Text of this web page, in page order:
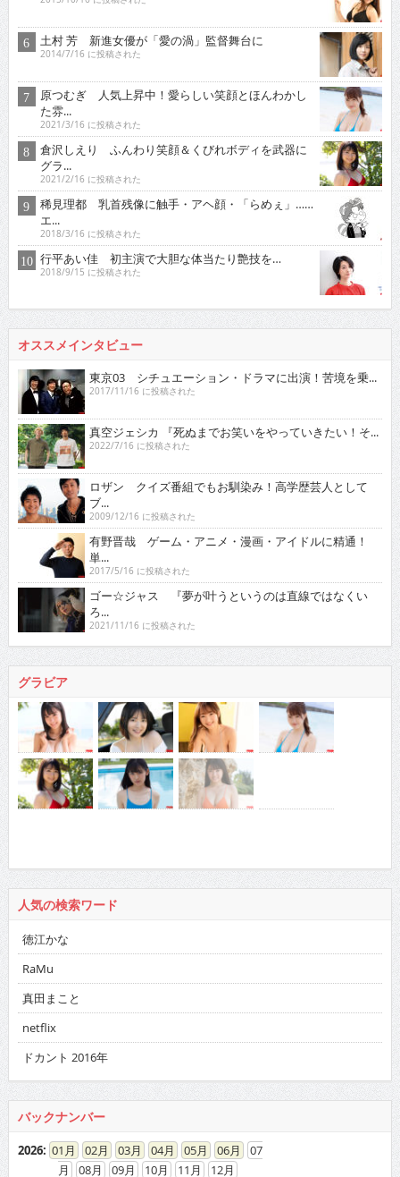
土村 芳 新進女優が「愛の渦」監督舞台に
2014/7/16 に投稿された
原つむぎ 人気上昇中！愛らしい笑顔とほんわかし
た雰...
2021/3/16 に投稿された
倉沢しえり ふんわり笑顔＆くびれボディを武器に
グラ...
2021/2/16 に投稿された
稀見理都 乳首残像に触手・アヘ顔・「らめぇ」……
エ...
2018/3/16 に投稿された
行平あい佳 初主演で大胆な体当たり艶技を…
2018/9/15 に投稿された
オススメインタビュー
東京03 シチュエーション・ドラマに出演！苦境を乗...
2017/11/16 に投稿された
真空ジェシカ 『死ぬまでお笑いをやっていきたい！そ...
2022/7/16 に投稿された
ロザン クイズ番組でもお馴染み！高学歴芸人として
ブ...
2009/12/16 に投稿された
有野晋哉 ゲーム・アニメ・漫画・アイドルに精通！
単...
2017/5/16 に投稿された
ゴー☆ジャス 『夢が叶うというのは直線ではなくい
ろ...
2021/11/16 に投稿された
グラビア
人気の検索ワード
徳江かな
RaMu
真田まこと
netflix
ドカント 2016年
バックナンバー
2026: 01 02 03 04 05 06
07
08
09 10 11 12